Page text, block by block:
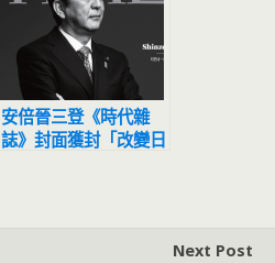
安倍晉三登《時代雜
誌》封面獲封「改變日
Next Post